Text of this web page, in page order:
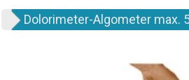
Dolorimeter-Algometer max.